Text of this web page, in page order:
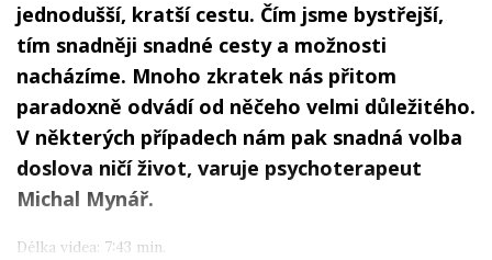
jednodušší, kratší cestu. Čím jsme bystřejší,
tím snadněji snadné cesty a možnosti
nacházíme. Mnoho zkratek nás přitom
paradoxně odvádí od něčeho velmi důležitého.
V některých případech nám pak snadná volba
doslova ničí život, varuje psychoterapeut
Michal Mynář.
Délka videa: 7:43 min.